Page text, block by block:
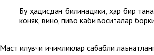
Бу ҳадисдан билинадики, ҳар бир
коняк, вино, пиво каби воситалар
Маст қилувчи ичимликлар сабабли